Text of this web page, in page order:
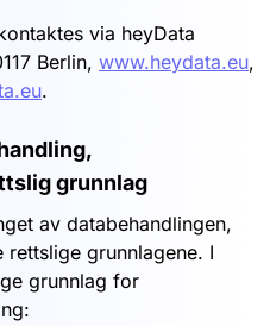
via heyData
Berlin, www.heydata.eu,
.
grunnlag
av databehandlingen,
grunnlagene. I
grunnlag for